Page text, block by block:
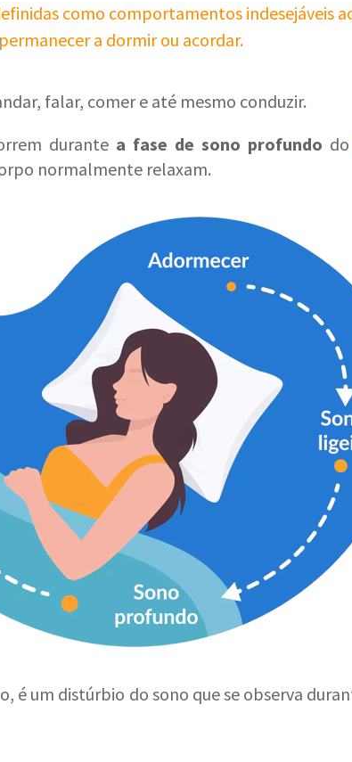
como comportamentos indesejáveis
permanecer a dormir ou acordar.
falar, comer e até mesmo conduzir.
durante a fase de sono profundo do
normalmente relaxam.
é um distúrbio do sono que se observa